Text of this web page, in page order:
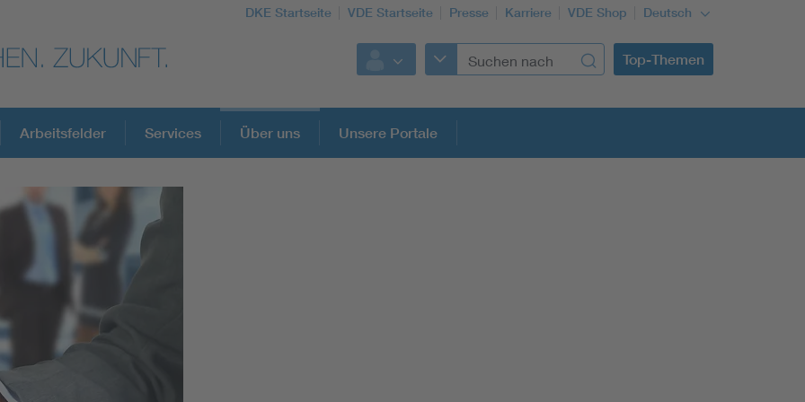
DKE Startseite VDE Startseite Presse Karriere VDE Shop Deutsch
Top-Themen
DKE Fachinformationen im Kontext der Normung
Blitzschutz: DIN EN 62305 in der Übersicht
Circular Economy für mehr Ressourceneffizienz
Cybersecurity in der Industrieautomatisierung
Arbeitsfelder Services Über uns Unsere Portale